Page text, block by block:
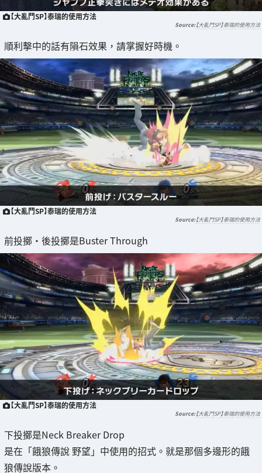
【大亂鬥SP】泰瑞的使用方法
【大亂鬥SP】泰瑞的使用方法
順利擊中的話有隕石效果，請掌握好時機。
【大亂鬥SP】泰瑞的使用方法
【大亂鬥SP】泰瑞的使用方法
前投擲・後投擲是Buster Through
【大亂鬥SP】泰瑞的使用方法
【大亂鬥SP】泰瑞的使用方法
下投擲是Neck Breaker Drop
是在「餓狼傳說 野望」中使用的招式。就是那個多邊形的餓
狼傳說版本。